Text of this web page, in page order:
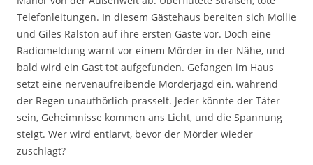
Telefonleitungen. In diesem Gästehaus bereiten sich Mollie
und Giles Ralston auf ihre ersten Gäste vor. Doch eine
Radiomeldung warnt vor einem Mörder in der Nähe, und
bald wird ein Gast tot aufgefunden. Gefangen im Haus
setzt eine nervenaufreibende Mörderjagd ein, während
der Regen unaufhörlich prasselt. Jeder könnte der Täter
sein, Geheimnisse kommen ans Licht, und die Spannung
steigt. Wer wird entlarvt, bevor der Mörder wieder
zuschlägt?